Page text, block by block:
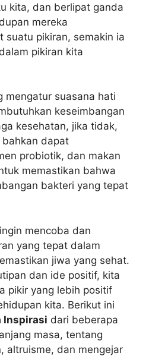
kita, dan berlipat ganda
mereka
suatu pikiran, semakin ia
pikiran kita
mengatur suasana hati
keseimbangan
kesehatan, jika tidak,
bahkan dapat
probiotik, dan makan
memastikan bahwa
bakteri yang tepat
mencoba dan
yang tepat dalam
jiwa yang sehat.
dan ide positif, kita
pikir yang lebih positif
kita. Berikut ini
Inspirasi dari beberapa
masa, tentang
altruisme, dan mengejar